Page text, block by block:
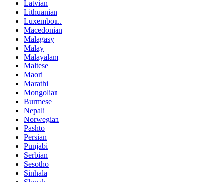
Latvian
Lithuanian
Luxembou..
Macedonian
Malagasy
Malay
Malayalam
Maltese
Maori
Marathi
Mongolian
Burmese
Nepali
Norwegian
Pashto
Persian
Punjabi
Serbian
Sesotho
Sinhala